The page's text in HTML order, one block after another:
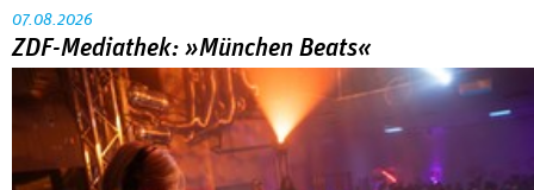
07.08.2026
ZDF-Mediathek: »München Beats«